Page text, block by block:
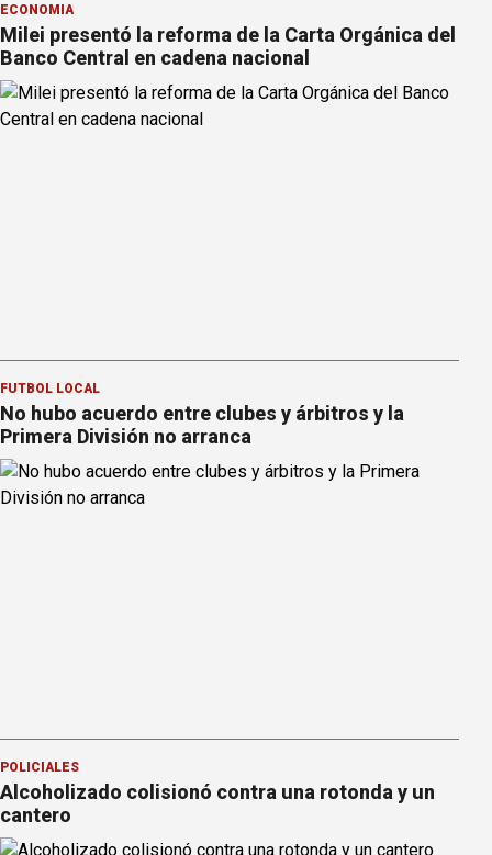
ECONOMÍA
Milei presentó la reforma de la Carta Orgánica del
Banco Central en cadena nacional
FÚTBOL LOCAL
No hubo acuerdo entre clubes y árbitros y la
Primera División no arranca
POLICIALES
Alcoholizado colisionó contra una rotonda y un
cantero